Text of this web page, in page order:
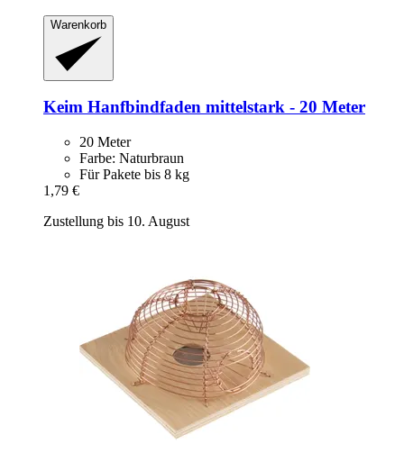
Warenkorb
Keim Hanfbindfaden mittelstark -​ 20 Meter
20 Meter
Farbe: Naturbraun
Für Pakete bis 8 kg
1,79 €
Zustellung bis 10. August